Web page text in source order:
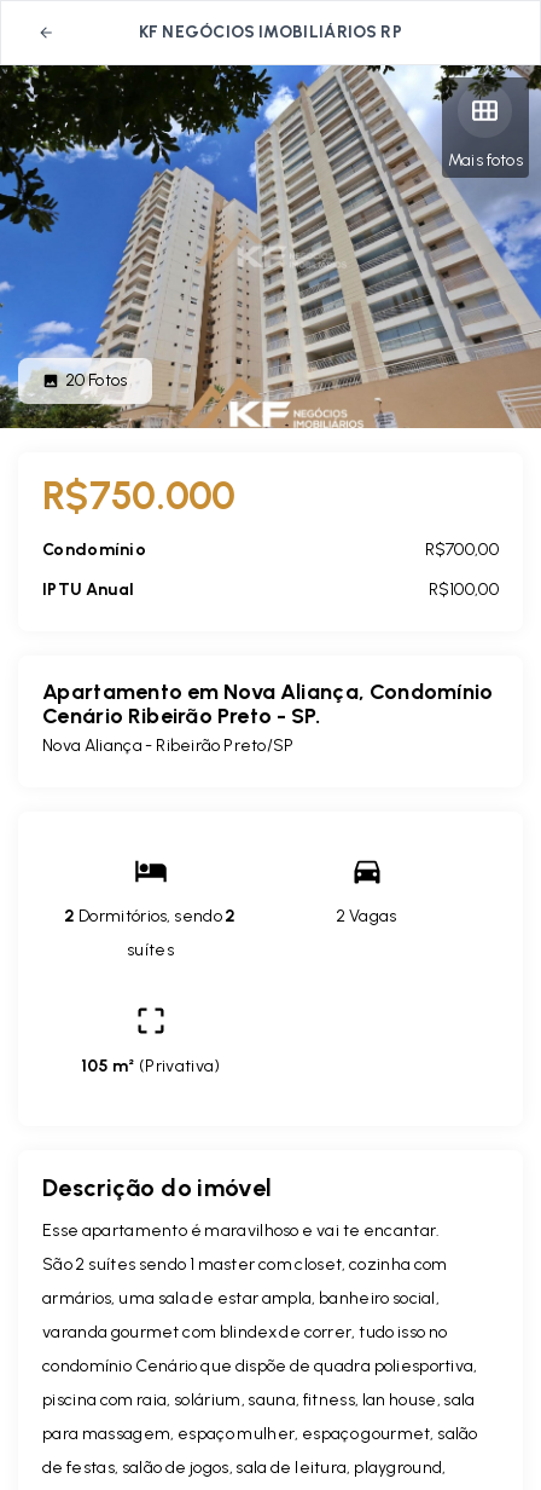
KF NEGÓCIOS IMOBILIÁRIOS RP
Mais fotos
20Fotos
R$750.000
Condomínio
R$700,00
IPTU Anual
R$100,00
Apartamento em Nova Aliança, Condomínio
Cenário Ribeirão Preto - SP.
Nova Aliança - Ribeirão Preto/SP
2 Dormitórios, sendo2
suítes
2 Vagas
105 m² (Privativa)
Descrição do imóvel
Esse apartamento é maravilhoso e vai te encantar.
São 2 suítes sendo 1 master com closet, cozinha com
armários, uma sala de estar ampla, banheiro social,
varanda gourmet com blindex de correr, tudo isso no
condomínio Cenário que dispõe de quadra poliesportiva,
piscina com raia, solárium, sauna, fitness, lan house, sala
para massagem, espaço mulher, espaço gourmet, salão
de festas, salão de jogos, sala de leitura, playground,